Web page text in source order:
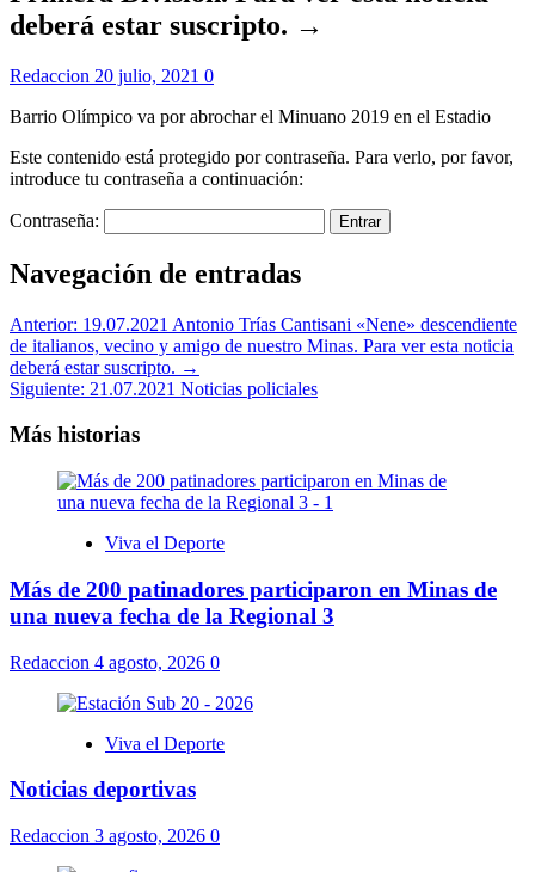
deberá estar suscripto. →
Redaccion 20 julio, 2021 0
Barrio Olímpico va por abrochar el Minuano 2019 en el Estadio
Este contenido está protegido por contraseña. Para verlo, por favor,
introduce tu contraseña a continuación:
Contraseña:
Navegación de entradas
Anterior: 19.07.2021 Antonio Trías Cantisani «Nene» descendiente
de italianos, vecino y amigo de nuestro Minas. Para ver esta noticia
deberá estar suscripto. →
Siguiente: 21.07.2021 Noticias policiales
Más historias
Viva el Deporte
Más de 200 patinadores participaron en Minas de
una nueva fecha de la Regional 3
Redaccion 4 agosto, 2026 0
Viva el Deporte
Noticias deportivas
Redaccion 3 agosto, 2026 0